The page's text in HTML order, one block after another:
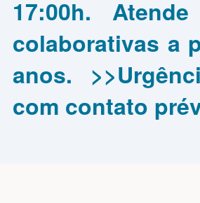
17:00h.
colaborativas a
anos.
com contato